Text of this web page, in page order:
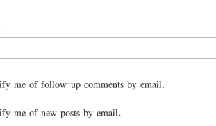
me of follow-up comments by email.
me of new posts by email.